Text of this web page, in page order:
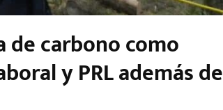
de carbono como
y PRL además de